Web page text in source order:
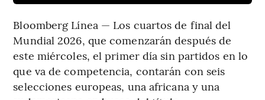
Bloomberg Línea — Los cuartos de final del
Mundial 2026, que comenzarán después de
este miércoles, el primer día sin partidos en lo
que va de competencia, contarán con seis
selecciones europeas, una africana y una